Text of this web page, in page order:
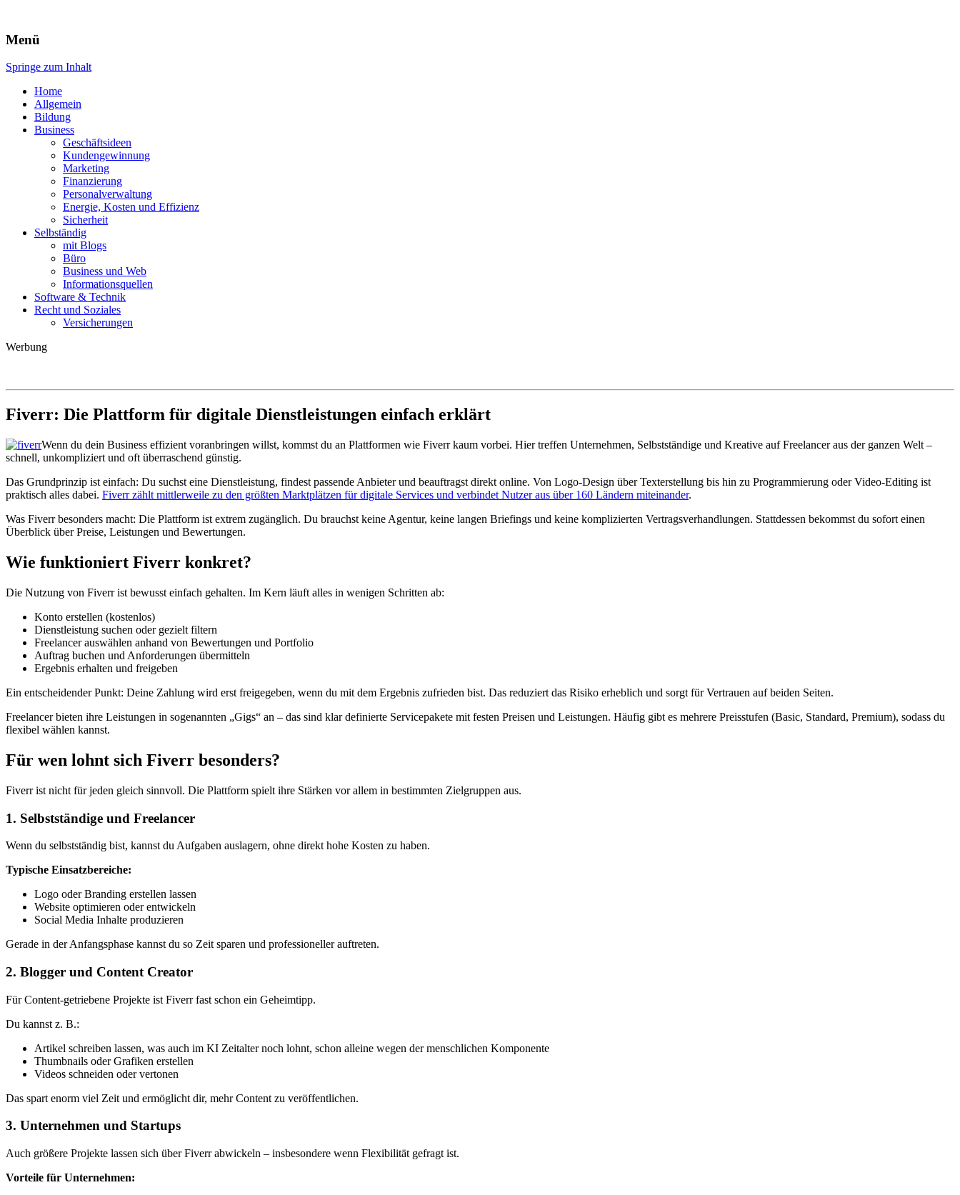
Expert-Line
Menü
Springe zum Inhalt
Home
Allgemein
Bildung
Business
Geschäftsideen
Kundengewinnung
Marketing
Finanzierung
Personalverwaltung
Energie, Kosten und Effizienz
Sicherheit
Selbständig
mit Blogs
Büro
Business und Web
Informationsquellen
Software & Technik
Recht und Soziales
Versicherungen
Werbung
Fiverr: Die Plattform für digitale Dienstleistungen einfach erklärt
Wenn du dein Business effizient voranbringen willst, kommst du an Plattformen wie Fiverr kaum vorbei. Hier treffen Unternehmen, Selbstständige und Kreative auf Freelancer aus der ganzen Welt –
schnell, unkompliziert und oft überraschend günstig.
Das Grundprinzip ist einfach: Du suchst eine Dienstleistung, findest passende Anbieter und beauftragst direkt online. Von Logo-Design über Texterstellung bis hin zu Programmierung oder Video-Editing ist
praktisch alles dabei. Fiverr zählt mittlerweile zu den größten Marktplätzen für digitale Services und verbindet Nutzer aus über 160 Ländern miteinander.
Was Fiverr besonders macht: Die Plattform ist extrem zugänglich. Du brauchst keine Agentur, keine langen Briefings und keine komplizierten Vertragsverhandlungen. Stattdessen bekommst du sofort einen
Überblick über Preise, Leistungen und Bewertungen.
Wie funktioniert Fiverr konkret?
Die Nutzung von Fiverr ist bewusst einfach gehalten. Im Kern läuft alles in wenigen Schritten ab:
Konto erstellen (kostenlos)
Dienstleistung suchen oder gezielt filtern
Freelancer auswählen anhand von Bewertungen und Portfolio
Auftrag buchen und Anforderungen übermitteln
Ergebnis erhalten und freigeben
Ein entscheidender Punkt: Deine Zahlung wird erst freigegeben, wenn du mit dem Ergebnis zufrieden bist. Das reduziert das Risiko erheblich und sorgt für Vertrauen auf beiden Seiten.
Freelancer bieten ihre Leistungen in sogenannten „Gigs“ an – das sind klar definierte Servicepakete mit festen Preisen und Leistungen. Häufig gibt es mehrere Preisstufen (Basic, Standard, Premium), sodass du
flexibel wählen kannst.
Für wen lohnt sich Fiverr besonders?
Fiverr ist nicht für jeden gleich sinnvoll. Die Plattform spielt ihre Stärken vor allem in bestimmten Zielgruppen aus.
1. Selbstständige und Freelancer
Wenn du selbstständig bist, kannst du Aufgaben auslagern, ohne direkt hohe Kosten zu haben.
Typische Einsatzbereiche:
Logo oder Branding erstellen lassen
Website optimieren oder entwickeln
Social Media Inhalte produzieren
Gerade in der Anfangsphase kannst du so Zeit sparen und professioneller auftreten.
2. Blogger und Content Creator
Für Content-getriebene Projekte ist Fiverr fast schon ein Geheimtipp.
Du kannst z. B.:
Artikel schreiben lassen, was auch im KI Zeitalter noch lohnt, schon alleine wegen der menschlichen Komponente
Thumbnails oder Grafiken erstellen
Videos schneiden oder vertonen
Das spart enorm viel Zeit und ermöglicht dir, mehr Content zu veröffentlichen.
3. Unternehmen und Startups
Auch größere Projekte lassen sich über Fiverr abwickeln – insbesondere wenn Flexibilität gefragt ist.
Vorteile für Unternehmen: